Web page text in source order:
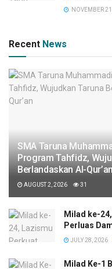
NOVEMBER
Recent News
SMA Taruna
Program Tahfidz,
Berlandaskan Al-
AUGUST 2, 2026 31
Milad ke-
Perluas
JULY 28, 2026
Milad Ke-1